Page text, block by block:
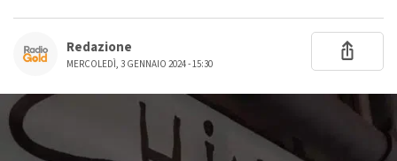
Redazione
MERCOLEDÌ, 3 GENNAIO 2024 - 15:30